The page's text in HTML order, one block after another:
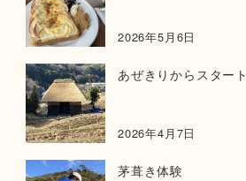
2026年5月6日
あぜきりからスタート
2026年4月7日
茅葺き体験